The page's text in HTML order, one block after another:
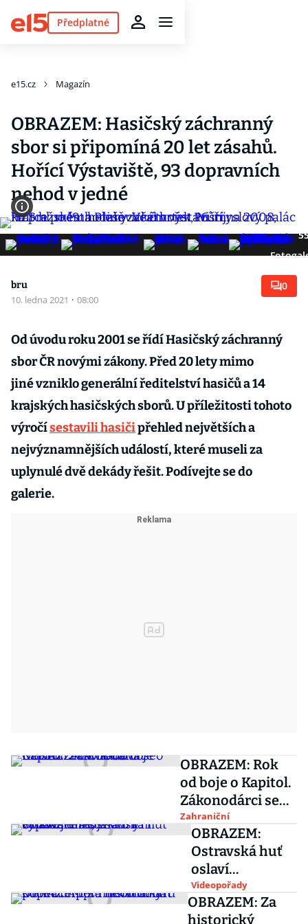
Předplatné
e15.cz Magazín
OBRAZEM: Hasičský záchranný
sbor si připomíná 20 let zásahů.
Hořící Výstaviště, 93 dopravních
nehod v jedné
bru
10. ledna 2021 · 08:00
0
Od úvodu roku 2001 se řídí Hasičský záchranný
sbor ČR novými zákony. Před 20 lety mimo
jiné vzniklo generální ředitelství hasičů a 14
krajských hasičských sborů. U příležitosti tohoto
výročísestavili hasičipřehled největších a
nejvýznamnějších událostí, které museli za
uplynulé dvě dekády řešit. Podívejte se do
galerie.
OBRAZEM: Rok
od boje o Kapitol.
Zákonodárci se
museli
zabarikádovat
Zahraniční
OBRAZEM:
Ostravská huť
oslaví
sedmdesátiny.
Podívejte se, jak
Videopořady
OBRAZEM: Za
historický